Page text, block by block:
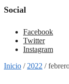
Social
Facebook
Twitter
Instagram
Inicio / 2022 /